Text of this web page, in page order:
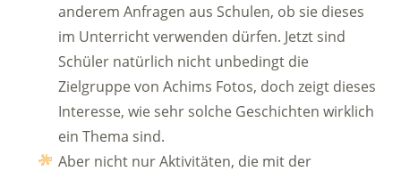
anderem Anfragen aus Schulen, ob sie dieses
im Unterricht verwenden dürfen. Jetzt sind
Schüler natürlich nicht unbedingt die
Zielgruppe von Achims Fotos, doch zeigt dieses
Interesse, wie sehr solche Geschichten wirklich
ein Thema sind.
Aber nicht nur Aktivitäten, die mit der